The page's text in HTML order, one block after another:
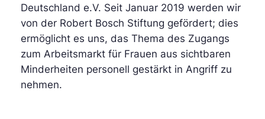
Deutschland e.V. Seit Januar 2019 werden wir
von der Robert Bosch Stiftung gefördert; dies
ermöglicht es uns, das Thema des Zugangs
zum Arbeitsmarkt für Frauen aus sichtbaren
Minderheiten personell gestärkt in Angriff zu
nehmen.